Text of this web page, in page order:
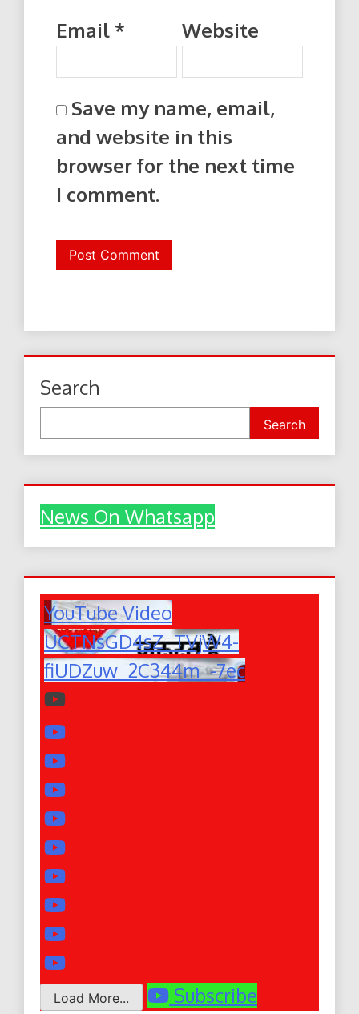
Email * Website
Save my name, email,
and website in this
browser for the next time
I comment.
Search
Search
News On Whatsapp
YouTube Video
UCTNsGD4sZ_TVjW4-
fiUDZuw_2C344m_-7ec
Load More... Subscribe